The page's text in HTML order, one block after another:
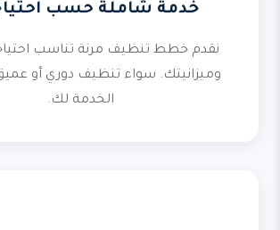
خدمة شاملة حسب
نقدم خطط تنظيف مرنة تناسب
وميزانيتك. سواء تنظيف دوري أو
الخدمة لك.